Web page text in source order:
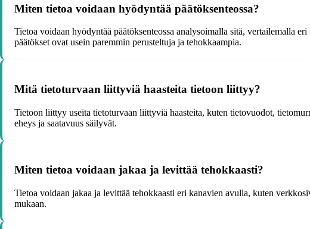
Miten tietoa voidaan hyödyntää päätöksenteossa?
Tietoa voidaan hyödyntää päätöksenteossa analysoimalla sitä, vertailemalla
päätökset ovat usein paremmin perusteltuja ja tehokkaampia.
Mitä tietoturvaan liittyviä haasteita tietoon liittyy?
Tietoon liittyy useita tietoturvaan liittyviä haasteita, kuten tietovuodot,
eheys ja saatavuus säilyvät.
Miten tietoa voidaan jakaa ja levittää tehokkaasti?
Tietoa voidaan jakaa ja levittää tehokkaasti eri kanavien avulla, kuten
mukaan.